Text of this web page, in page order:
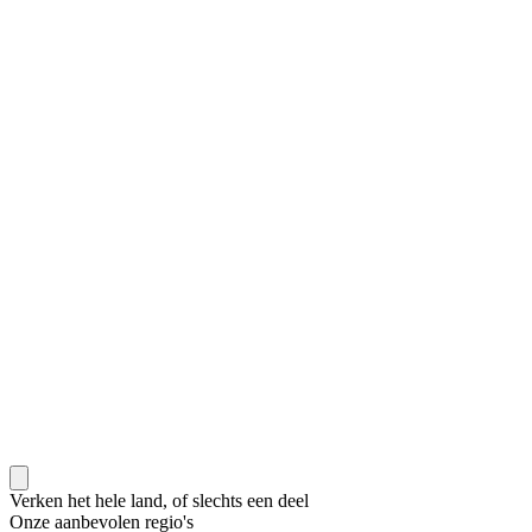
Verken het hele land, of slechts een deel
Onze aanbevolen regio's